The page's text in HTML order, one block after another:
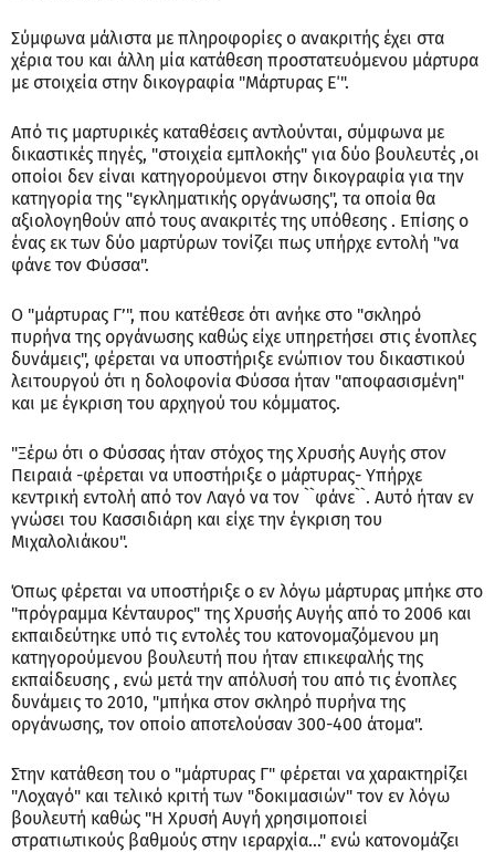
Σύμφωνα μάλιστα με πληροφορίες ο ανακριτής έχει στα
χέρια του και άλλη μία κατάθεση προστατευόμενου μάρτυρα
με στοιχεία στην δικογραφία "Μάρτυρας Ε΄".
Από τις μαρτυρικές καταθέσεις αντλούνται, σύμφωνα με
δικαστικές πηγές, "στοιχεία εμπλοκής" για δύο βουλευτές ,οι
οποίοι δεν είναι κατηγορούμενοι στην δικογραφία για την
κατηγορία της "εγκληματικής οργάνωσης", τα οποία θα
αξιολογηθούν από τους ανακριτές της υπόθεσης . Επίσης ο
ένας εκ των δύο μαρτύρων τονίζει πως υπήρχε εντολή "να
φάνε τον Φύσσα".
Ο "μάρτυρας Γ’", που κατέθεσε ότι ανήκε στο "σκληρό
πυρήνα της οργάνωσης καθώς είχε υπηρετήσει στις ένοπλες
δυνάμεις", φέρεται να υποστήριξε ενώπιον του δικαστικού
λειτουργού ότι η δολοφονία Φύσσα ήταν "αποφασισμένη"
και με έγκριση του αρχηγού του κόμματος.
"Ξέρω ότι ο Φύσσας ήταν στόχος της Χρυσής Αυγής στον
Πειραιά -φέρεται να υποστήριξε ο μάρτυρας- Υπήρχε
κεντρική εντολή από τον Λαγό να τον ``φάνε``. Αυτό ήταν εν
γνώσει του Κασσιδιάρη και είχε την έγκριση του
Μιχαλολιάκου".
Όπως φέρεται να υποστήριξε ο εν λόγω μάρτυρας μπήκε στο
"πρόγραμμα Κένταυρος" της Χρυσής Αυγής από το 2006 και
εκπαιδεύτηκε υπό τις εντολές του κατονομαζόμενου μη
κατηγορούμενου βουλευτή που ήταν επικεφαλής της
εκπαίδευσης , ενώ μετά την απόλυσή του από τις ένοπλες
δυνάμεις το 2010, "μπήκα στον σκληρό πυρήνα της
οργάνωσης, τον οποίο αποτελούσαν 300-400 άτομα".
Στην κατάθεση του ο "μάρτυρας Γ" φέρεται να χαρακτηρίζει
"Λοχαγό" και τελικό κριτή των "δοκιμασιών" τον εν λόγω
βουλευτή καθώς "Η Χρυσή Αυγή χρησιμοποιεί
στρατιωτικούς βαθμούς στην ιεραρχία…" ενώ κατονομάζει